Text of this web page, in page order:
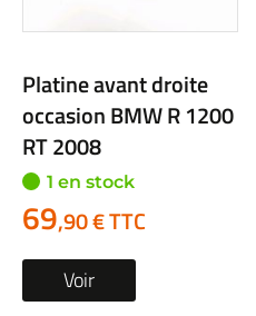
Platine avant droite
occasion BMW R 1200
RT 2008
1 en stock
69,90 € TTC
Voir